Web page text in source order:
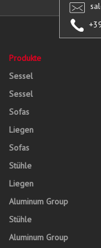
Produkte
Sessel
Sessel
Sofas
Liegen
Sofas
Stühle
Liegen
Aluminum Group
Stühle
Aluminum Group